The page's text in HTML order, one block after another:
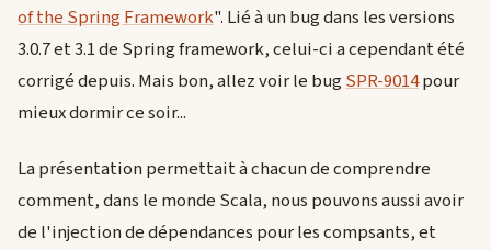
of the Spring Framework". Lié à un bug dans les versions
3.0.7 et 3.1 de Spring framework, celui-ci a cependant été
corrigé depuis. Mais bon, allez voir le bugSPR-9014pour
mieux dormir ce soir...
La présentation permettait à chacun de comprendre
comment, dans le monde Scala, nous pouvons aussi avoir
de l'injection de dépendances pour les compsants, et